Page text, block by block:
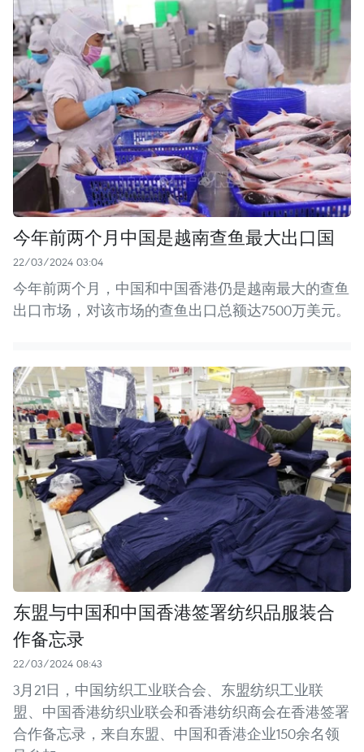
今年前两个月中国是越南查鱼最大出口国
22/03/2024 03:04
今年前两个月，中国和中国香港仍是越南最大的查鱼
出口市场，对该市场的查鱼出口总额达7500万美元。
东盟与中国和中国香港签署纺织品服装合
作备忘录
22/03/2024 08:43
3月21日，中国纺织工业联合会、东盟纺织工业联
盟、中国香港纺织业联会和香港纺织商会在香港签署
合作备忘录，来自东盟、中国和香港企业150余名领